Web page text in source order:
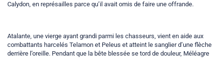
Calydon, en représailles parce qu’il avait omis de faire une offrande.
Atalante, une vierge ayant grandi parmi les chasseurs, vient en aide aux
combattants harcelés Telamon et Peleus et atteint le sanglier d’une flèche
derrière l’oreille. Pendant que la bête blessée se tord de douleur, Méléagre